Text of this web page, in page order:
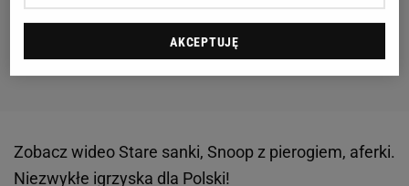
Zobacz wideoStare sanki, Snoop z pierogiem, aferki.
Niezwykłe igrzyska dla Polski!
AKCEPTUJĘ